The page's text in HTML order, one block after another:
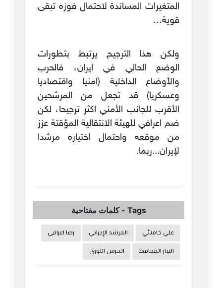
المتغيرات المساندة لاحتمال فوزه تبقى
قوية…
ولكن هذا الترجيح يرتبط بتطورات
الوضع الحالي في ايران، فالحرب
والأوضاع الداخلية (امنيا واقتصاديا
وعسكريا) قد تجعل من المرشحين
الأقرب للجانب الأمني اكثر ترجيحا، لكن
ضم اعرافي للهيئة الانتقالية المؤقتة عزز
من موقعه واحتمال اختياره مرشدا
لإيران...ربما.
Tags
-كلمات مفتاحية
علي خامنئي المرشد الإيراني
رضا اعرافي
التيار المحافظ
الحرس الثوري